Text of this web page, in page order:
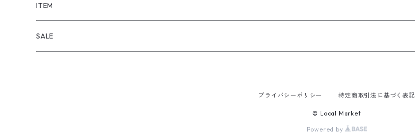
SHORTS
PANTS
ITEM
SALE
プライバシーポリシー 特定商取引法に基づく表記
© Local Market
Powered by